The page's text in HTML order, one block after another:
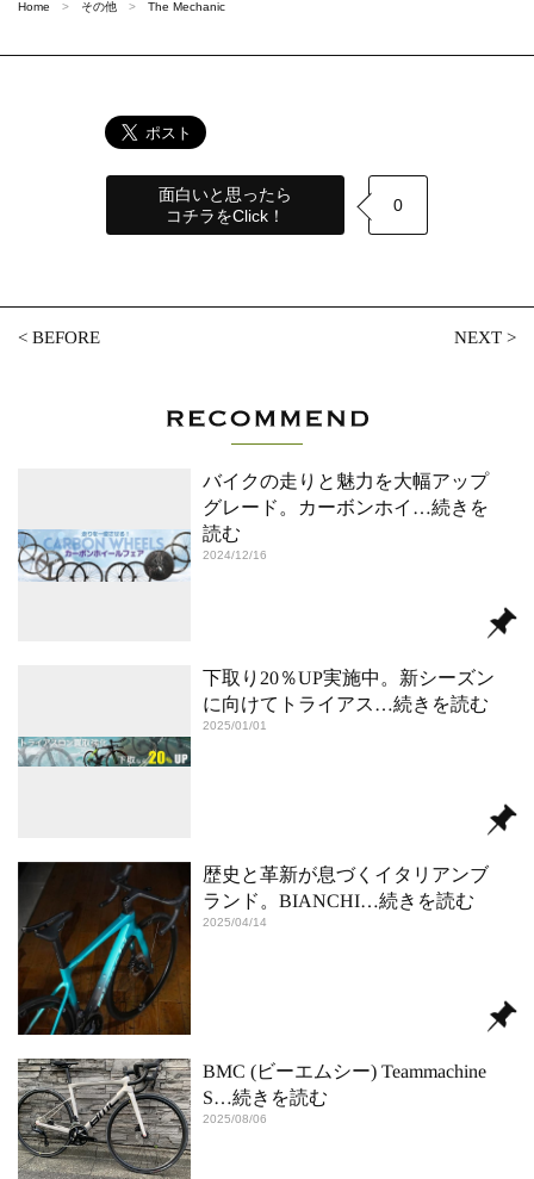
Home その他 The Mechanic
面白いと思ったら
コチラをClick！
0
<BEFORE NEXT>
バイクの走りと魅力を大幅アップ
グレード。カーボンホイ …続きを
読む
2024/12/16
下取り20％UP実施中。新シーズン
に向けてトライアス …続きを読む
2025/01/01
歴史と革新が息づくイタリアンブ
ランド。BIANCHI…続きを読む
2025/04/14
BMC (ビーエムシー) Teammachine
S…続きを読む
2025/08/06